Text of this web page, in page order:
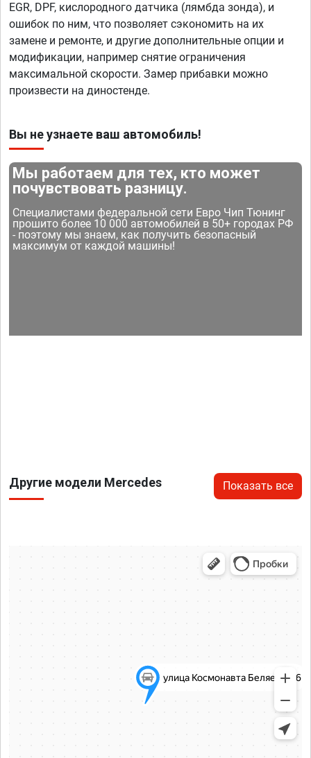
EGR, DPF, кислородного датчика (лямбда зонда), и
ошибок по ним, что позволяет сэкономить на их
замене и ремонте, и другие дополнительные опции и
модификации, например снятие ограничения
максимальной скорости. Замер прибавки можно
произвести на диностенде.
Вы не узнаете ваш автомобиль!
Мы работаем для тех, кто может
почувствовать разницу.
Специалистами федеральной сети Евро Чип Тюнинг
прошито более 10 000 автомобилей в 50+ городах РФ
- поэтому мы знаем, как получить безопасный
максимум от каждой машины!
Другие модели Mercedes Показать все